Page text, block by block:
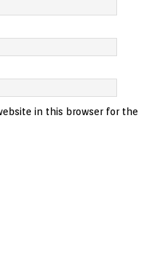
in this browser for the